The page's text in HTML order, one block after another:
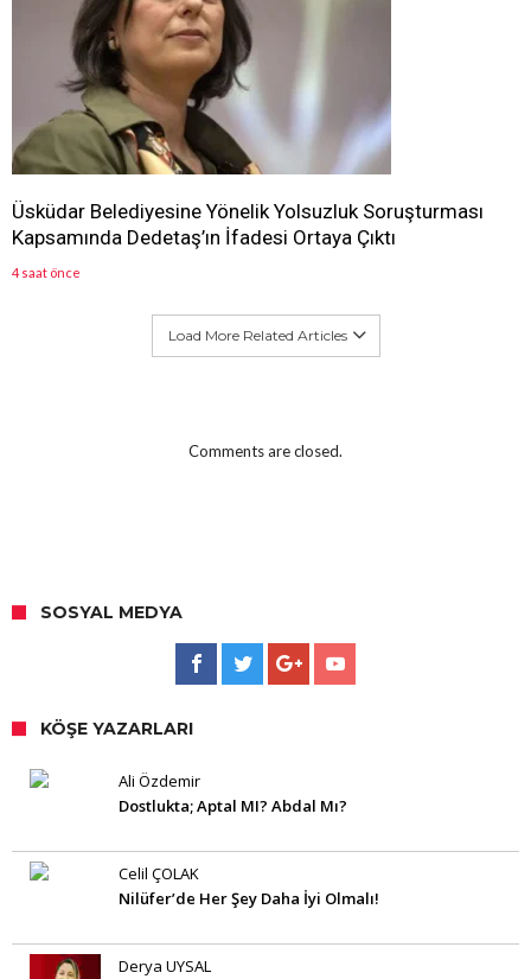
Üsküdar Belediyesine Yönelik Yolsuzluk Soruşturması
Kapsamında Dedetaş’ın İfadesi Ortaya Çıktı
4 saat önce
Load More Related Articles
Comments are closed.
SOSYAL MEDYA
KÖŞE YAZARLARI
Ali Özdemir
Dostlukta; Aptal MI? Abdal Mı?
Celil ÇOLAK
Nilüfer’de Her Şey Daha İyi Olmalı!
Derya UYSAL